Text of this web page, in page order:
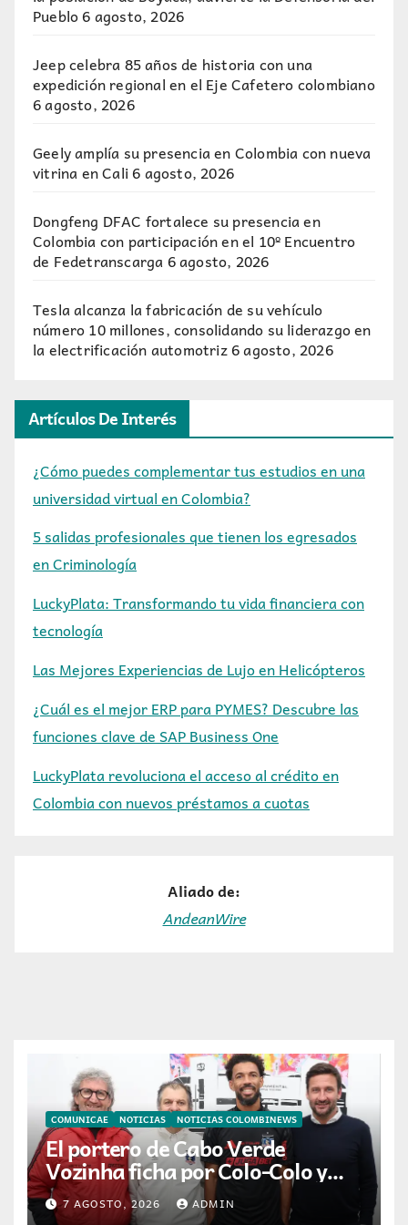
Pueblo6 agosto, 2026
Jeep celebra 85 años de historia con una
expedición regional en el Eje Cafetero colombiano
6 agosto, 2026
Geely amplía su presencia en Colombia con nueva
vitrina en Cali 6 agosto, 2026
Dongfeng DFAC fortalece su presencia en
Colombia con participación en el 10º Encuentro
de Fedetranscarga6 agosto, 2026
Tesla alcanza la fabricación de su vehículo
número 10 millones, consolidando su liderazgo en
la electrificación automotriz6 agosto, 2026
Artículos De Interés
¿Cómo puedes complementar tus estudios en una
universidad virtual en Colombia?
5 salidas profesionales que tienen los egresados
en Criminología
LuckyPlata: Transformando tu vida financiera con
tecnología
Las Mejores Experiencias de Lujo en Helicópteros
¿Cuál es el mejor ERP para PYMES? Descubre las
funciones clave de SAP Business One
LuckyPlata revoluciona el acceso al crédito en
Colombia con nuevos préstamos a cuotas
Aliado de:
AndeanWire
COMUNICAE NOTICIAS NOTICIAS COLOMBINEWS
El portero de Cabo Verde
Vozinha ficha por Colo-Colo y
JETOUR respalda su nueva
etapa
7 AGOSTO, 2026 ADMIN